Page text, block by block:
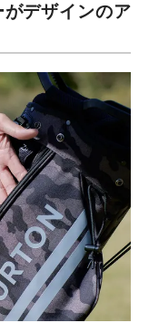
デザインのア